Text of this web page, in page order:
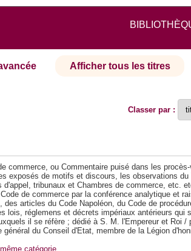
Afficher tous les titres
Classer par :
commerce, ou Commentaire puisé dans les
exposés de motifs et discours, les observations du
d'appel, tribunaux et Chambres de commerce, etc.
de commerce par la conférence analytique et
des articles du Code Napoléon, du Code de
lois, réglemens et décrets impériaux antérieurs qui
il se réfère ; dédié à S. M. l'Empereur et Roi /
général du Conseil d'Etat, membre de la Légion
catégorie